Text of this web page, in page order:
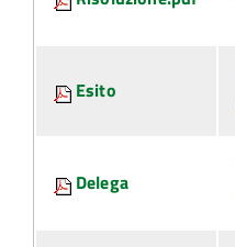
Esito
Delega